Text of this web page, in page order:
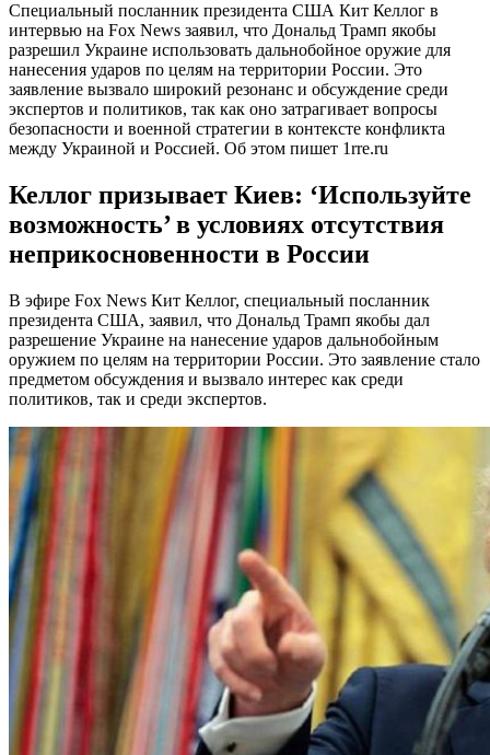
Специальный посланник президента США Кит Келлог в
интервью на Fox News заявил, что Дональд Трамп якобы
разрешил Украине использовать дальнобойное оружие для
нанесения ударов по целям на территории России. Это
заявление вызвало широкий резонанс и обсуждение среди
экспертов и политиков, так как оно затрагивает вопросы
безопасности и военной стратегии в контексте конфликта
между Украиной и Россией. Об этом пишет 1rre.ru
Келлог призывает Киев: ‘Используйте
возможность’ в условиях отсутствия
неприкосновенности в России
В эфире Fox News Кит Келлог, специальный посланник
президента США, заявил, что Дональд Трамп якобы дал
разрешение Украине на нанесение ударов дальнобойным
оружием по целям на территории России. Это заявление стало
предметом обсуждения и вызвало интерес как среди
политиков, так и среди экспертов.